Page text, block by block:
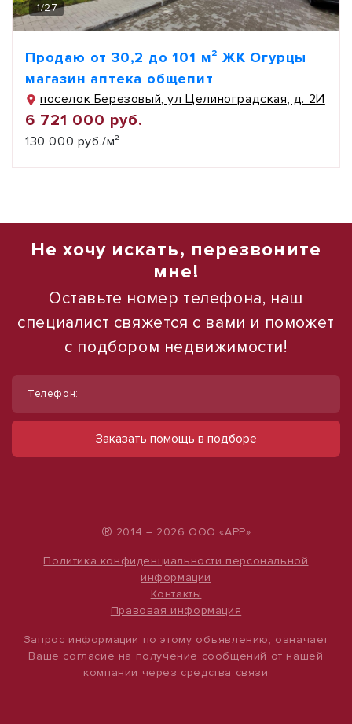
1/27
Продаю от 30,2 до 101 м² ЖК Огурцы
магазин аптека общепит
поселок Березовый, ул Целиноградская, д. 2И
6 721 000 руб.
130 000 руб./м²
Не хочу искать, перезвоните
мне!
Оставьте номер телефона, наш
специалист свяжется с вами и поможет
с подбором недвижимости!
Телефон:
Заказать помощь в подборе
® 2014 – 2026 ООО «АРР»
Политика конфиденциальности персональной
информации
Контакты
Правовая информация
Запрос информации по этому объявлению, означает
Ваше согласие на получение сообщений от нашей
компании через средства связи